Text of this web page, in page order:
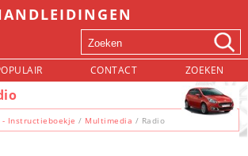
CONTACT ZOEKEN
- Instructieboekje / Multimedia / Radio